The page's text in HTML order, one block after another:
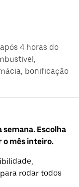
4 horas do
bonificação
semana. Escolha
o mês inteiro.
rodar todos